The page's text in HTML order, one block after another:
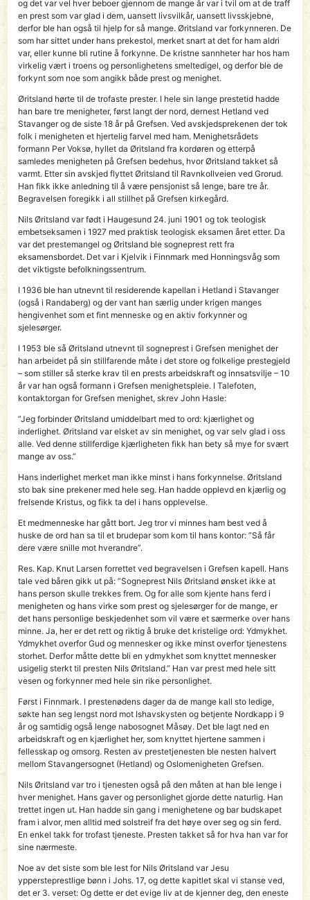
og det var vel hver beboer gjennom de mange år var i tvil om at de traff
en prest som var glad i dem, uansett livsvilkår, uansett livsskjebne,
derfor ble han også til hjelp for så mange. Øritsland var forkynneren. De
som har sittet under hans prekestol, merket snart at det for ham aldri
var, eller kunne bli rutine å forkynne. De kristne sannheter har hos ham
virkelig vært i troens og personlighetens smeltedigel, og derfor ble de
forkynt som noe som angikk både prest og menighet.
Øritsland hørte til de trofaste prester. I hele sin lange prestetid hadde
han bare tre menigheter, først langt der nord, dernest Hetland ved
Stavanger og de siste 18 år på Grefsen. Ved avskjedsprekenen der tok
folk i menigheten et hjertelig farvel med ham. Menighetsrådets
formann Per Voksø, hyllet da Øritsland fra kordøren og etterpå
samledes menigheten på Gref­sen bedehus, hvor Øritsland takket så
varmt. Etter sin avskjed flyttet Øritsland til Ravnkoll­veien ved Grorud.
Han fikk ikke anledning til å være pensjonist så lenge, bare tre år.
Begravelsen foregikk i all stillhet på Grefsen kirkegård.
Nils Øritsland var født i Haugesund 24. juni 1901 og tok teologisk
embetseksamen i 1927 med praktisk teologisk eksamen året etter. Da
var det prestemangel og Øritsland ble sogneprest rett fra
eksamensbordet. Det var i Kjelvik i Finnmark med Honningsvåg som
det viktigste befolkningssentrum.
I 1936 ble han utnevnt til residerende kapellan i Hetland i Stavanger
(også i Randaberg) og der vant han særlig under krigen manges
hengivenhet som et fint menneske og en aktiv forkynner og
sjelesørger.
I 1953 ble så Øritsland utnevnt til sogneprest i Grefsen menighet der
han arbeidet på sin stillfarende måte i det store og folkelige prestegjeld
– som stiller så sterke krav til en prests arbeidskraft og innsatsvilje – 10
år var han også formann i Grefsen menighetspleie. I Tale­foten,
kontaktorgan for Grefsen menighet, skrev John Hasle:
”Jeg forbinder Øritsland umiddelbart med to ord: kjærlighet og
inderlighet. Øritsland var elsket av sin menighet, og var selv glad i oss
alle. Ved denne stillferdige kjærligheten fikk han bety så mye for svært
mange av oss.”
Hans inderlighet merket man ikke minst i hans forkynnelse. Øritsland
sto bak sine prekener med hele seg. Han hadde opplevd en kjærlig og
frelsende Kristus, og fikk ta del i hans opplevelse.
Et medmenneske har gått bort. Jeg tror vi minnes ham best ved å
huske de ord han sa til et brudepar som kom til hans kontor: ”Så får
dere være snille mot hverandre”.
Res. Kap. Knut Larsen forrettet ved begravelsen i Grefsen kapell. Hans
tale ved båren gikk ut på: ”Sogneprest Nils Øritsland ønsket ikke at
hans person skulle trekkes frem. Og for alle som kjente hans ferd i
menigheten og hans virke som prest og sjelesørger for de mange, er
det hans personlige beskjedenhet som vil være et særmerke over hans
minne. Ja, her er det rett og riktig å bruke det kristelige ord: Ydmykhet.
Ydmykhet overfor Gud og mennesker og ikke minst overfor tjenestens
storhet. Derfor måtte dette bli en ydmykhet som knyttet mennesker
usigelig sterkt til presten Nils Øritsland.” Han var prest med hele sitt
vesen og forkynner med hele sin rike personlighet.
Først i Finnmark. I prestenødens dager da de mange kall sto ledige,
søkte han seg lengst nord mot Ishavskysten og betjente Nordkapp i 9
år og samtidig også lenge nabosognet Måsøy. Det ble lagt ned en
arbeidskraft og en kjærlighet her, som knyttet hjertene sammen i
fellesskap og omsorg. Resten av prestetjenesten ble nesten halvert
mellom Stavangersognet (Hetland) og Oslomenigheten Grefsen.
Nils Øritsland var tro i tjenesten også på den måten at han ble lenge i
hver menighet. Hans gaver og personlighet gjorde dette naturlig. Han
trettet ingen ut. Han hadde sin gang i menighetene og bar budskapet
fram i alvor, men alltid med solstreif fra det høye over seg og sin ferd.
En enkel takk for trofast tjeneste. Presten takket så for hva han var for
sine nærmeste.
Noe av det siste som ble lest for Nils Øritsland var Jesu
yppersteprestlige bønn i Johs. 17, og dette kapitlet skal vi stanse ved,
det er 3. verset: Og dette er det evige liv at de kjenner deg, den eneste